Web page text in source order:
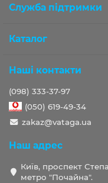
Служба підтримки
Каталог
Наші контакти
(098) 333-37-97
(050) 619-49-34
zakaz@vataga.ua
Наш адрес
Київ, проспект
метро "Почайна".